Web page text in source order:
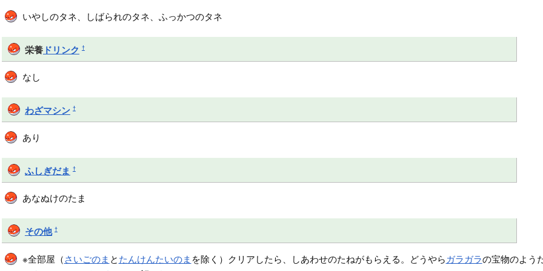
いやしのタネ、しばられのタネ、ふっかつのタネ
栄養ドリンク †
なし
わざマシン †
あり
ふしぎだま †
あなぬけのたま
その他 †
※全部屋（ さいごのま と たんけんたいのま を除く）クリアしたら、しあわせのたねがもらえる。どうやら ガラガラの宝物のよう